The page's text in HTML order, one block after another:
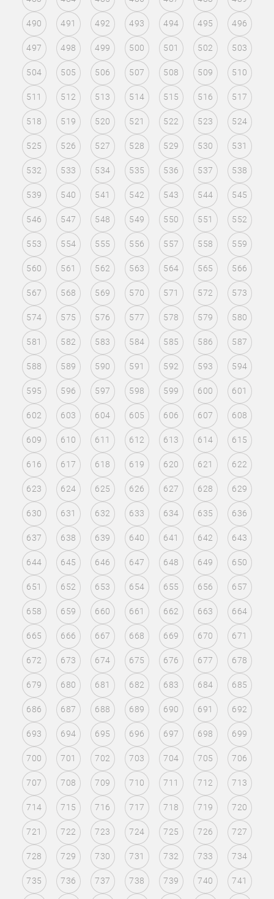
490 491 492 493 494 495 496
497 498 499 500 501 502 503
504 505 506 507 508 509 510
511 512 513 514 515 516 517
518 519 520 521 522 523 524
525 526 527 528 529 530 531
532 533 534 535 536 537 538
539 540 541 542 543 544 545
546 547 548 549 550 551 552
553 554 555 556 557 558 559
560 561 562 563 564 565 566
567 568 569 570 571 572 573
574 575 576 577 578 579 580
581 582 583 584 585 586 587
588 589 590 591 592 593 594
595 596 597 598 599 600 601
602 603 604 605 606 607 608
609 610 611 612 613 614 615
616 617 618 619 620 621 622
623 624 625 626 627 628 629
630 631 632 633 634 635 636
637 638 639 640 641 642 643
644 645 646 647 648 649 650
651 652 653 654 655 656 657
658 659 660 661 662 663 664
665 666 667 668 669 670 671
672 673 674 675 676 677 678
679 680 681 682 683 684 685
686 687 688 689 690 691 692
693 694 695 696 697 698 699
700 701 702 703 704 705 706
707 708 709 710 711 712 713
714 715 716 717 718 719 720
721 722 723 724 725 726 727
728 729 730 731 732 733 734
735 736 737 738 739 740 741